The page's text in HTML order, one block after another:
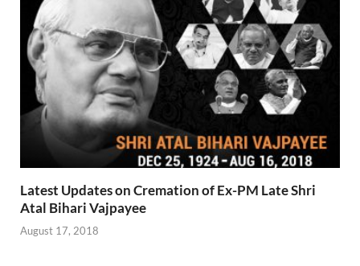
Latest Updates on Cremation of Ex-PM Late Shri
Atal Bihari Vajpayee
August 17, 2018